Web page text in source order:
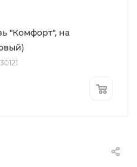
"Комфорт", на